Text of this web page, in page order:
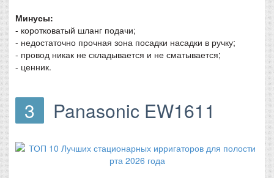
Минусы:
- коротковатый шланг подачи;
- недостаточно прочная зона посадки насадки в ручку;
- провод никак не складывается и не сматывается;
- ценник.
3 Panasonic EW1611